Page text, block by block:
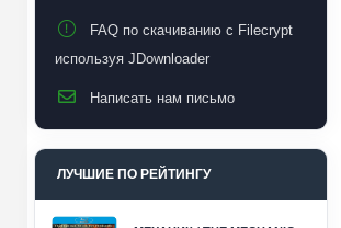
FAQ по скачиванию с Filecrypt
используя JDownloader
Написать нам письмо
ЛУЧШИЕ ПО РЕЙТИНГУ